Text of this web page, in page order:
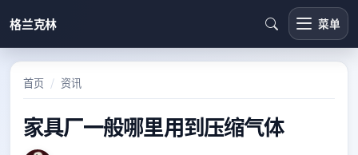
格兰克林 菜单
首页 资讯
家具厂一般哪里用到压缩气体